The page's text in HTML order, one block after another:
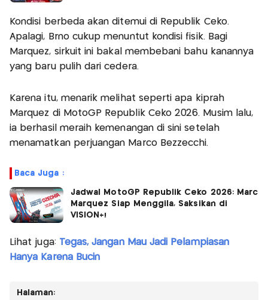
Kondisi berbeda akan ditemui di Republik Ceko.
Apalagi, Brno cukup menuntut kondisi fisik. Bagi
Marquez, sirkuit ini bakal membebani bahu kanannya
yang baru pulih dari cedera.
Karena itu, menarik melihat seperti apa kiprah
Marquez di MotoGP Republik Ceko 2026. Musim lalu,
ia berhasil meraih kemenangan di sini setelah
menamatkan perjuangan Marco Bezzecchi.
Baca Juga :
Jadwal MotoGP Republik Ceko 2026: Marc
Marquez Siap Menggila, Saksikan di
VISION+!
Lihat juga: Tegas, Jangan Mau Jadi Pelampiasan
Hanya Karena Bucin
Halaman: